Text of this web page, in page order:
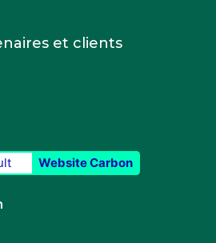
et clients
Website Carbon